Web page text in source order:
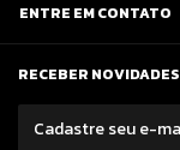
ENTRE EM CONTATO
RECEBER NOVIDADES